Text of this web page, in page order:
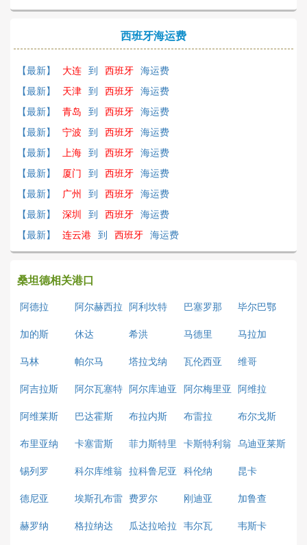
西班牙海运费
【最新】 大连 到 西班牙 海运费
【最新】
天津 到 西班牙 海运费
【最新】
青岛 到 西班牙 海运费
【最新】
宁波 到 西班牙 海运费
【最新】
上海 到 西班牙 海运费
【最新】
厦门 到 西班牙 海运费
【最新】
广州 到 西班牙 海运费
【最新】
深圳 到 西班牙 海运费
【最新】
连云港 到 西班牙 海运费
桑坦德相关港口
阿德拉
阿尔赫西拉 阿利坎特 巴塞罗那
毕尔巴鄂
加的斯
休达 希洪 马德里
马拉加
马林
帕尔马 塔拉戈纳 瓦伦西亚
维哥
阿吉拉斯
阿尔瓦塞特 阿尔库迪亚 阿尔梅里亚 阿维拉
阿维莱斯
巴达霍斯 布拉内斯 布雷拉
布尔戈斯
布里亚纳
卡塞雷斯 菲力斯特里 卡斯特利翁 乌迪亚莱斯
锡列罗 科尔库维翁 拉科鲁尼亚 科伦纳
昆卡
德尼亚
埃斯孔布雷
阿斯
费罗尔 刚迪亚
加鲁查
赫罗纳
格拉纳达 瓜达拉哈拉 韦尔瓦
韦斯卡